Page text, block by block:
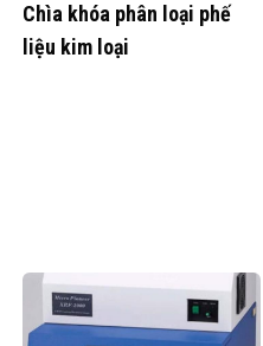
Chìa khóa phân loại phế
liệu kim loại